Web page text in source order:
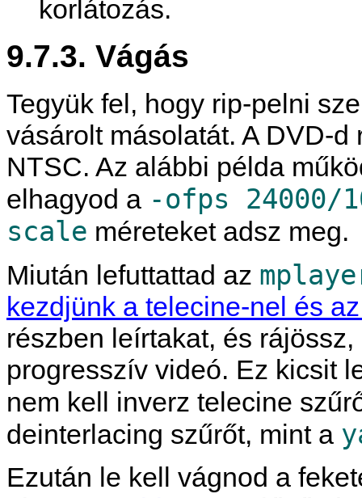
korlátozás.
9.7.3. Vágás
Tegyük fel, hogy rip-pelni
vásárolt másolatát. A DVD-
NTSC. Az alábbi példa
elhagyod a -ofps 24000/
scale méreteket adsz meg.
Miután lefuttattad az
kezdjünk a telecine-nel és
részben leírtakat, és
progresszív videó. Ez kicsit
nem kell inverz telecine
deinterlacing szűrőt, mint a
Ezután le kell vágnod a